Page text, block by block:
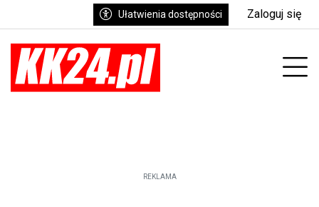
Ułatwienia dostępności Zaloguj się
REKLAMA